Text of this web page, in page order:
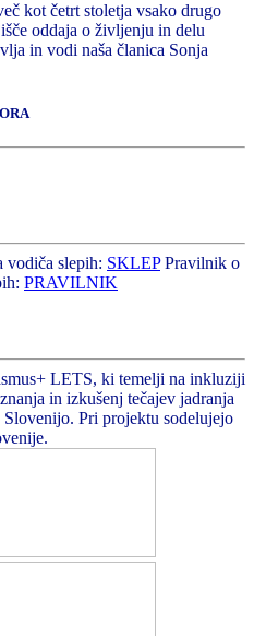
kot četrt stoletja vsako drugo
oddaja o življenju in delu
in vodi naša članica Sonja
vodiča slepih: SKLEPPravilnik o
PRAVILNIK
LETS, ki temelji na inkluziji
in izkušenj tečajev jadranja
Pri projektu sodelujejo